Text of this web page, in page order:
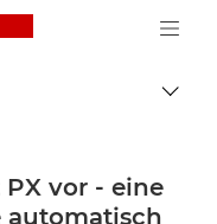
Canon Logo, back
Auf
vor - eine
automatisch